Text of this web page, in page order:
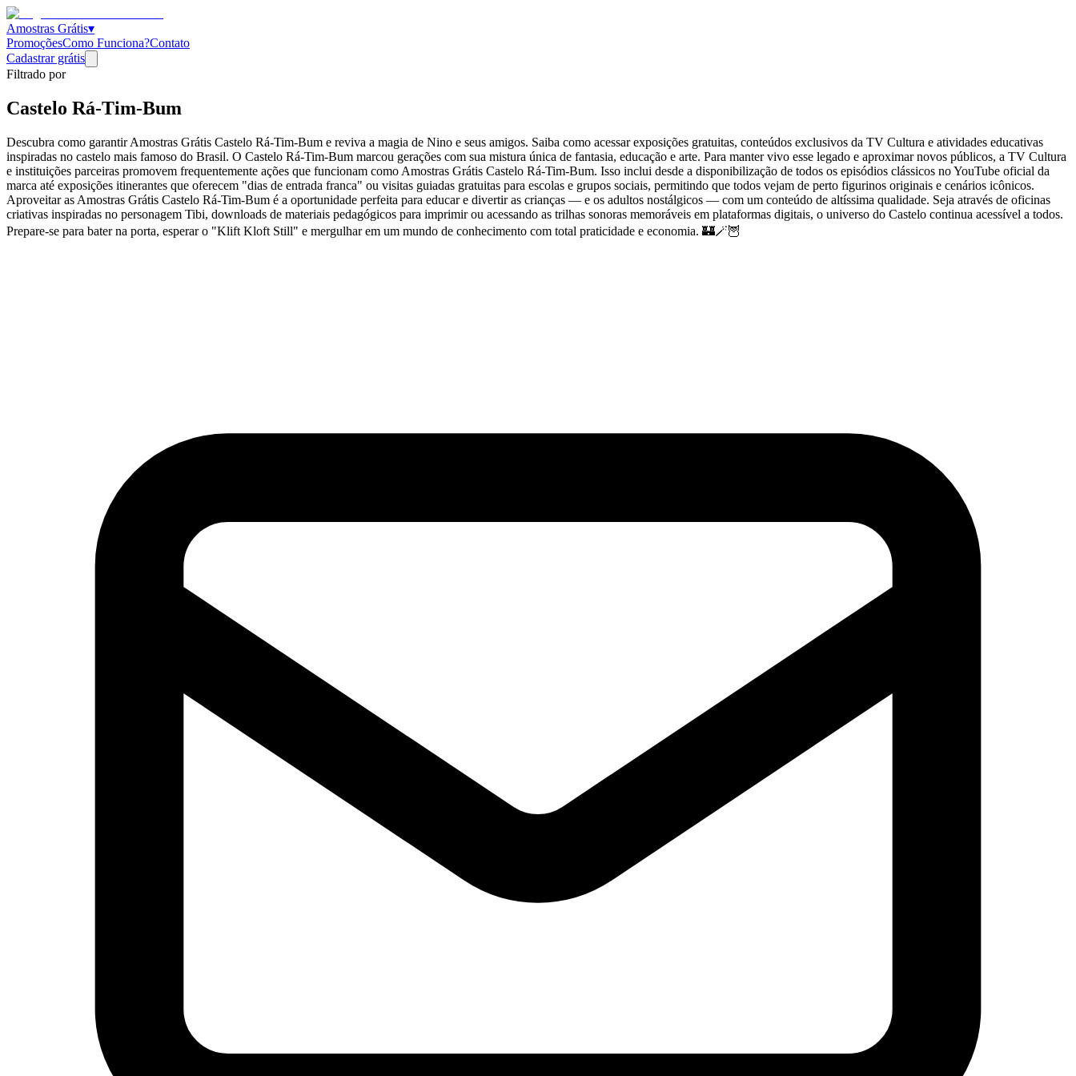
Amostras Grátis▾
PromoçõesComo Funciona?Contato
Cadastrar grátis
Filtrado por
Castelo Rá-Tim-Bum
Descubra como garantir Amostras Grátis Castelo Rá-Tim-Bum e reviva a magia de Nino e seus amigos. Saiba como acessar exposições gratuitas, conteúdos exclusivos da TV Cultura e atividades educativas
inspiradas no castelo mais famoso do Brasil. O Castelo Rá-Tim-Bum marcou gerações com sua mistura única de fantasia, educação e arte. Para manter vivo esse legado e aproximar novos públicos, a TV Cultura
e instituições parceiras promovem frequentemente ações que funcionam como Amostras Grátis Castelo Rá-Tim-Bum. Isso inclui desde a disponibilização de todos os episódios clássicos no YouTube oficial da
marca até exposições itinerantes que oferecem "dias de entrada franca" ou visitas guiadas gratuitas para escolas e grupos sociais, permitindo que todos vejam de perto figurinos originais e cenários icônicos.
Aproveitar as Amostras Grátis Castelo Rá-Tim-Bum é a oportunidade perfeita para educar e divertir as crianças — e os adultos nostálgicos — com um conteúdo de altíssima qualidade. Seja através de oficinas
criativas inspiradas no personagem Tibi, downloads de materiais pedagógicos para imprimir ou acessando as trilhas sonoras memoráveis em plataformas digitais, o universo do Castelo continua acessível a todos.
Prepare-se para bater na porta, esperar o "Klift Kloft Still" e mergulhar em um mundo de conhecimento com total praticidade e economia. 🏰🪄🦉